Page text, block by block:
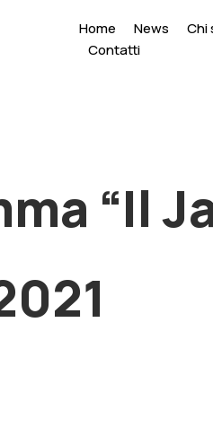
Home News Chi
Contatti
“Il